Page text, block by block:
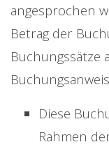
angesprochen
Betrag der
Buchungssätze
Diese
Rahmen